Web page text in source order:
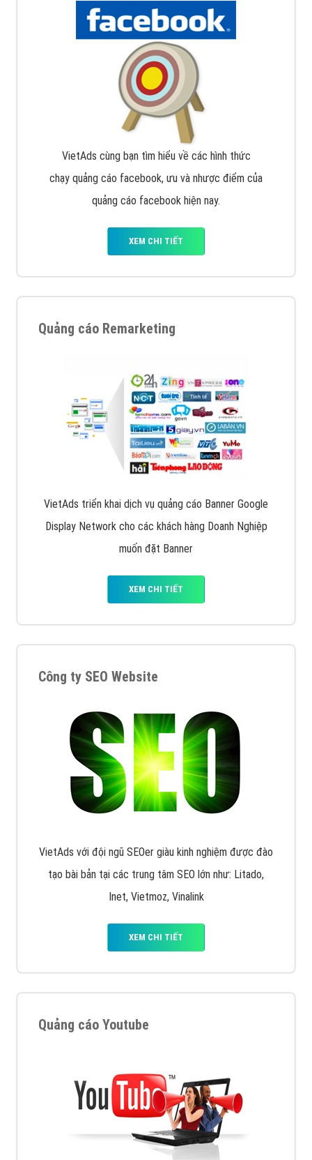
VietAds cùng bạn tìm hiểu về các hình thức
chạy quảng cáo facebook, ưu và nhược điểm của
quảng cáo facebook hiện nay.
XEM CHI TIẾT
Quảng cáo Remarketing
VietAds triển khai dịch vụ quảng cáo Banner Google
Display Network cho các khách hàng Doanh Nghiệp
muốn đặt Banner
XEM CHI TIẾT
Công ty SEO Website
VietAds với đội ngũ SEOer giàu kinh nghiệm được đào
tạo bài bản tại các trung tâm SEO lớn như: Litado,
Inet, Vietmoz, Vinalink
XEM CHI TIẾT
Quảng cáo Youtube